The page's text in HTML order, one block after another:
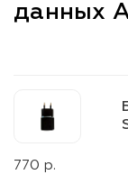
данных
770 р.